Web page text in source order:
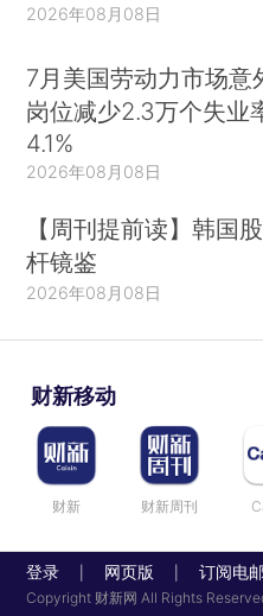
2026年08月08日
7月美国劳动力市场意
岗位减少2.3万个失业
4.1%
2026年08月08日
【周刊提前读】韩国
杆镜鉴
2026年08月08日
财新移动
财新 财新周刊
登录 网页版 订阅电
Copyright 财新网 All Rights